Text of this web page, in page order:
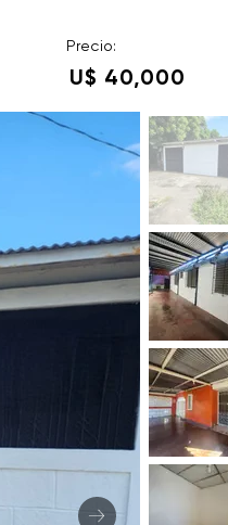
Precio:
U$ 40,000